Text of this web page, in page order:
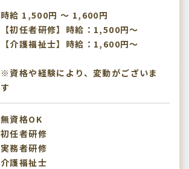
時給 1,500円 〜 1,600円
【初任者研修】時給：1,500円～
【介護福祉士】時給：1,600円～
※資格や経験により、変動がございま
す
無資格OK
初任者研修
実務者研修
介護福祉士